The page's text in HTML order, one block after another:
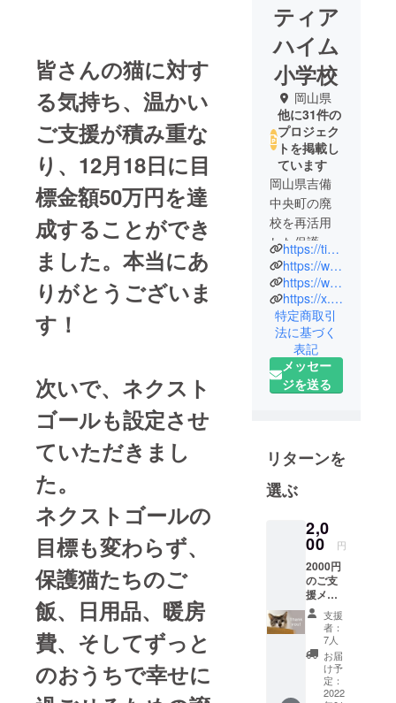
皆さんの猫に対す
る気持ち、温かい
ご支援が積み重な
り、12月18日に目
標金額50万円を達
成することができ
ました。本当にあ
りがとうございま
す！
次いで、ネクスト
ゴールも設定させ
ていただきまし
た。
ネクストゴールの
目標も変わらず、
保護猫たちのご
飯、日用品、暖房
費、そしてずっと
のおうちで幸せに
ティア
ハイム
小学校
岡山県
他に31件の
プロジェク
トを掲載し
ています
岡山県吉備
中央町の廃
校を再活用
した保護ね
こ施設で
す。
保護猫活動
を「個人の
善意に依存
しすぎるの
ではなく、
社会の仕組
目的として
動資金源と
力企業との
コラボでク
ラウドファ
ンディング
を毎月行っ
ています。
また、ECサ
イト『ティ
https://tierheim-ps.jp/
https://www.instagram.com/tierheim.p.s/?hl=ja
https://www.facebook.com/tierheim.okayama
https://x.com/tierheim_ps
特定商取引
法に基づく
表記
メッセー
ジを送る
リターンを
選ぶ
2,0
00 円
2000円
のご支
援メ
ニュー
。 リ
ターン
には
ティア
ハイム
小学校
支援
者：
7人
お届
け予
定：
2022